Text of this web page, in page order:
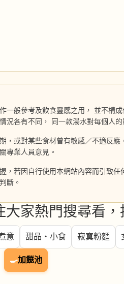
一般參考及飲食靈感之用， 並不構
況各有不同， 同一款湯水對每個人的
，或對某些食材曾有敏感／不適反應
專業人員意見。
，若因自行使用本網站內容而引致任
斷。
家熱門搜尋看，
意 甜品・小食 寂寞粉麵
🍳加餸池